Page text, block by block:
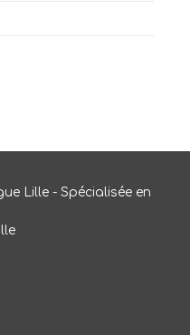
Lille - Spécialisée en